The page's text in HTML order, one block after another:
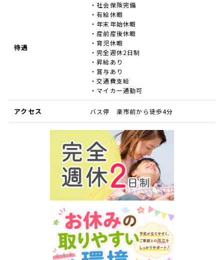
待遇
・社会保険完備
・有給休暇
・年末年始休暇
・産前産後休暇
・育児休暇
・完全週休2日制
・昇給あり
・賞与あり
・交通費支給
・マイカー通勤可
アクセス バス停 楽市前から徒歩4分